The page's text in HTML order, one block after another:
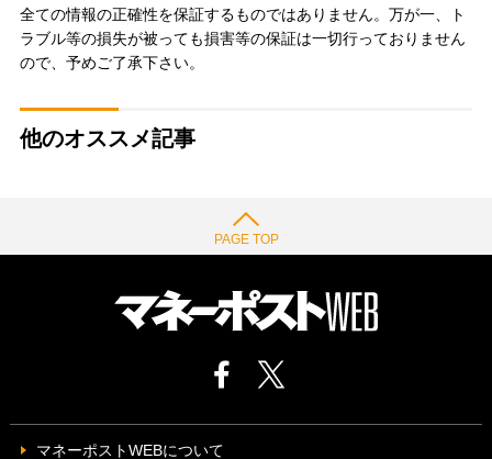
全ての情報の正確性を保証するものではありません。万が一、ト
ラブル等の損失が被っても損害等の保証は一切行っておりません
ので、予めご了承下さい。
他のオススメ記事
PAGE TOP
マネーポストWEBについて